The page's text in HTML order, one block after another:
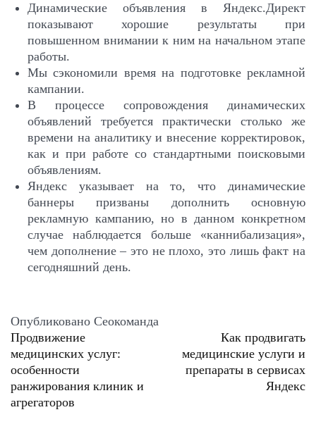
Динамические объявления в Яндекс.Директ
показывают хорошие результаты при
повышенном внимании к ним на начальном этапе
работы.
Мы сэкономили время на подготовке рекламной
кампании.
В процессе сопровождения динамических
объявлений требуется практически столько же
времени на аналитику и внесение корректировок,
как и при работе со стандартными поисковыми
объявлениям.
Яндекс указывает на то, что динамические
баннеры призваны дополнить основную
рекламную кампанию, но в данном конкретном
случае наблюдается больше «каннибализация»,
чем дополнение – это не плохо, это лишь факт на
сегодняшний день.
Опубликовано Сеокоманда
Навигация
по
записям
Продвижение
медицинских услуг:
особенности
ранжирования клиник и
агрегаторов
Как продвигать
медицинские услуги и
препараты в сервисах
Яндекс